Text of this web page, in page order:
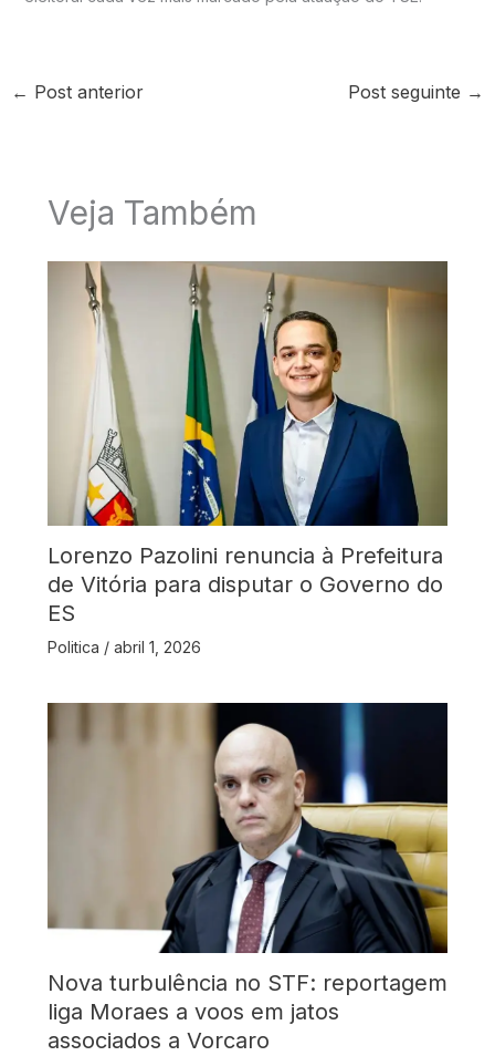
← Post anterior Post seguinte →
Veja Também
Lorenzo Pazolini renuncia à Prefeitura
de Vitória para disputar o Governo do
ES
Politica / abril 1, 2026
Nova turbulência no STF: reportagem
liga Moraes a voos em jatos
associados a Vorcaro